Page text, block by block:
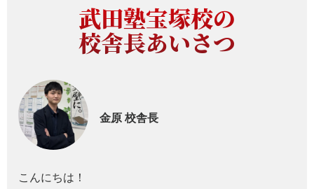
武田塾宝塚校の
校舎長あいさつ
金原 校舎長
こんにちは！